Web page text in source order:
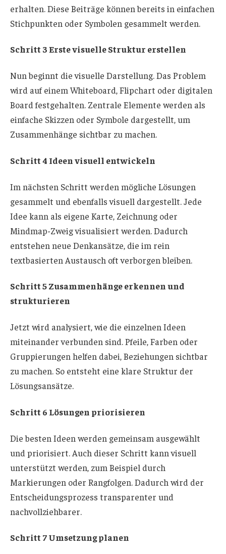
erhalten. Diese Beiträge können bereits in einfachen
Stichpunkten oder Symbolen gesammelt werden.
Schritt 3 Erste visuelle Struktur erstellen
Nun beginnt die visuelle Darstellung. Das Problem
wird auf einem Whiteboard, Flipchart oder digitalen
Board festgehalten. Zentrale Elemente werden als
einfache Skizzen oder Symbole dargestellt, um
Zusammenhänge sichtbar zu machen.
Schritt 4 Ideen visuell entwickeln
Im nächsten Schritt werden mögliche Lösungen
gesammelt und ebenfalls visuell dargestellt. Jede
Idee kann als eigene Karte, Zeichnung oder
Mindmap-Zweig visualisiert werden. Dadurch
entstehen neue Denkansätze, die im rein
textbasierten Austausch oft verborgen bleiben.
Schritt 5 Zusammenhänge erkennen und
strukturieren
Jetzt wird analysiert, wie die einzelnen Ideen
miteinander verbunden sind. Pfeile, Farben oder
Gruppierungen helfen dabei, Beziehungen sichtbar
zu machen. So entsteht eine klare Struktur der
Lösungsansätze.
Schritt 6 Lösungen priorisieren
Die besten Ideen werden gemeinsam ausgewählt
und priorisiert. Auch dieser Schritt kann visuell
unterstützt werden, zum Beispiel durch
Markierungen oder Rangfolgen. Dadurch wird der
Entscheidungsprozess transparenter und
nachvollziehbarer.
Schritt 7 Umsetzung planen